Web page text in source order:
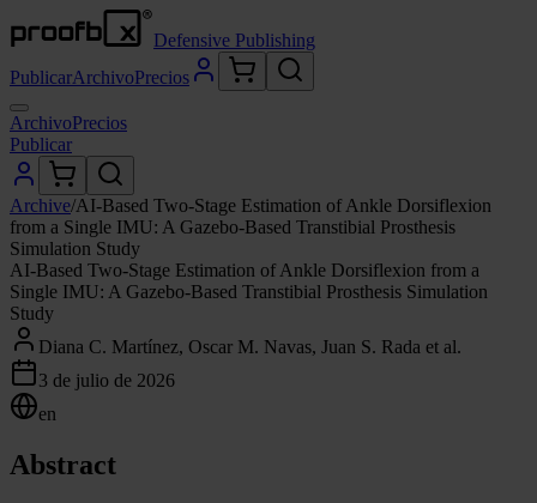
Defensive Publishing
PublicarArchivoPrecios
ArchivoPrecios
Publicar
Archive/AI-Based Two-Stage Estimation of Ankle Dorsiflexion
from a Single IMU: A Gazebo-Based Transtibial Prosthesis
Simulation Study
AI-Based Two-Stage Estimation of Ankle Dorsiflexion from a
Single IMU: A Gazebo-Based Transtibial Prosthesis Simulation
Study
Diana C. Martínez, Oscar M. Navas, Juan S. Rada et al.
3 de julio de 2026
en
Abstract